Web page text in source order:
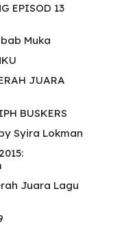
EPISOD 13
Muka
JUARA
BUSKERS
Syira Lokman
Juara Lagu